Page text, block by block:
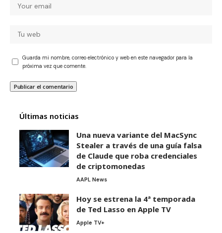
Guarda mi nombre, correo electrónico y web en este navegador para la
próxima vez que comente.
Últimas noticias
Una nueva variante del MacSync
Stealer a través de una guía falsa
de Claude que roba credenciales
de criptomonedas
AAPL News
Hoy se estrena la 4ª temporada
de Ted Lasso en Apple TV
Apple TV+